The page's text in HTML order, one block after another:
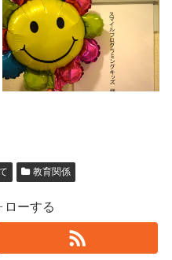
教育関係
ローする